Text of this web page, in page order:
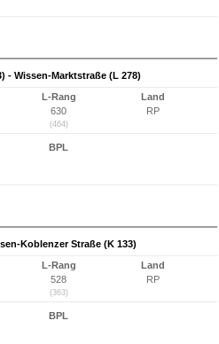
- Wissen-Marktstraße (L 278)
L-Rang
630
(464)
Land
RP
BPL
Koblenzer Straße (K 133)
L-Rang
528
(363)
Land
RP
BPL